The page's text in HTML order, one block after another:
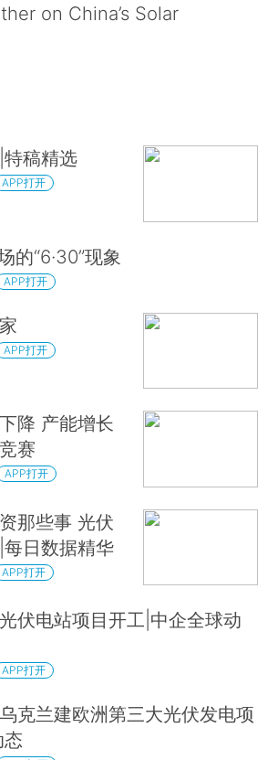
on China’s Solar
稿精选
APP打开
的“6·30”现象
APP打开
APP打开
降 产能增长
赛
APP打开
那些事 光伏
日数据精华
APP打开
伏电站项目开工|中企全球动
APP打开
克兰建欧洲第三大光伏发电项